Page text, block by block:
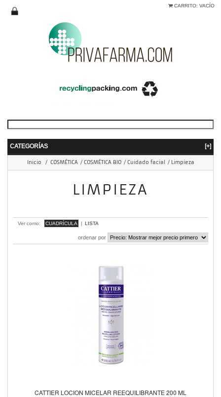
CARRITO: VACÍO
CATEGORÍAS [+]
Inicio / COSMÉTICA / COSMÉTICA BIO / Cuidado facial / Limpieza
LIMPIEZA
Ver como: CUADRÍCULA | LISTA
ordenar por
CATTIER LOCION MICELAR REEQUILIBRANTE 200 ML